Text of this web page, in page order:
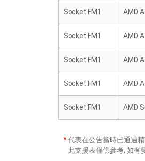
Socket FM1 AMD
Socket FM1 AMD
Socket FM1 AMD
Socket FM1 AMD
Socket FM1 AMD
*代表在公告當時已通過
此支援表僅供參考, 如有